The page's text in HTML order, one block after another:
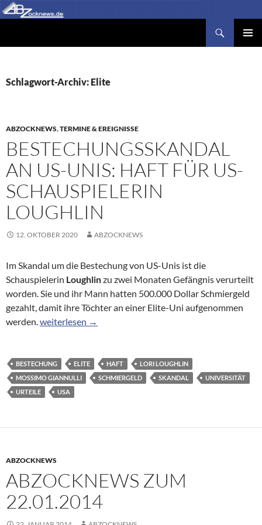
Zum
Inhalt
Schlagwort-Archiv: Elite
ABZOCKNEWS,TERMINE & EREIGNISSE
BESTECHUNGSSKANDAL
AN US-UNIS: HAFT FÜR US-
SCHAUSPIELERIN
LOUGHLIN
12. OKTOBER 2020 ABZOCKNEWS
Im Skandal um die Bestechung von US-Unis ist die
Schauspielerin Loughlinzu zwei Monaten Gefängnis verurteilt
worden. Sie und ihr Mann hatten 500.000 Dollar Schmiergeld
gezahlt, damit ihre Töchter an einer Elite-Uni aufgenommen
werden.Bestechungsskandal an US-Unis: Haft für US-
weiterlesen →
BESTECHUNG ELITE HAFT
LORI LOUGHLIN
MOSSIMO GIANNULLI
SCHMIERGELD SKANDAL
UNIVERSITÄT
URTEILE
USA
ABZOCKNEWS
ABZOCKNEWS ZUM
22.01.2014